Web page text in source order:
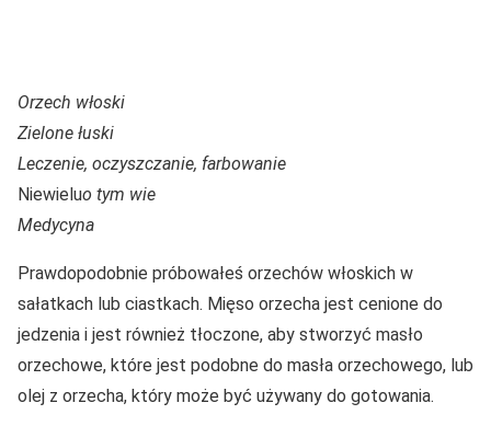
Orzech włoski
Zielone łuski
Leczenie, oczyszczanie, farbowanie
Niewieluo tym wie
Medycyna
Prawdopodobnie próbowałeś orzechów włoskich w
sałatkach lub ciastkach. Mięso orzecha jest cenione do
jedzenia i jest również tłoczone, aby stworzyć masło
orzechowe, które jest podobne do masła orzechowego, lub
olej z orzecha, który może być używany do gotowania.